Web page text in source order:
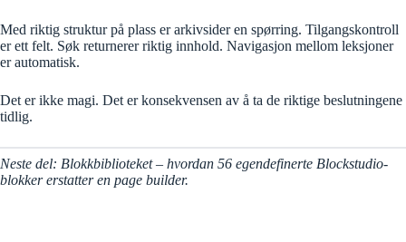
Med riktig struktur på plass er arkivsider en spørring. Tilgangskontroll
er ett felt. Søk returnerer riktig innhold. Navigasjon mellom leksjoner
er automatisk.
Det er ikke magi. Det er konsekvensen av å ta de riktige beslutningene
tidlig.
Neste del: Blokkbiblioteket – hvordan 56 egendefinerte Blockstudio-
blokker erstatter en page builder.